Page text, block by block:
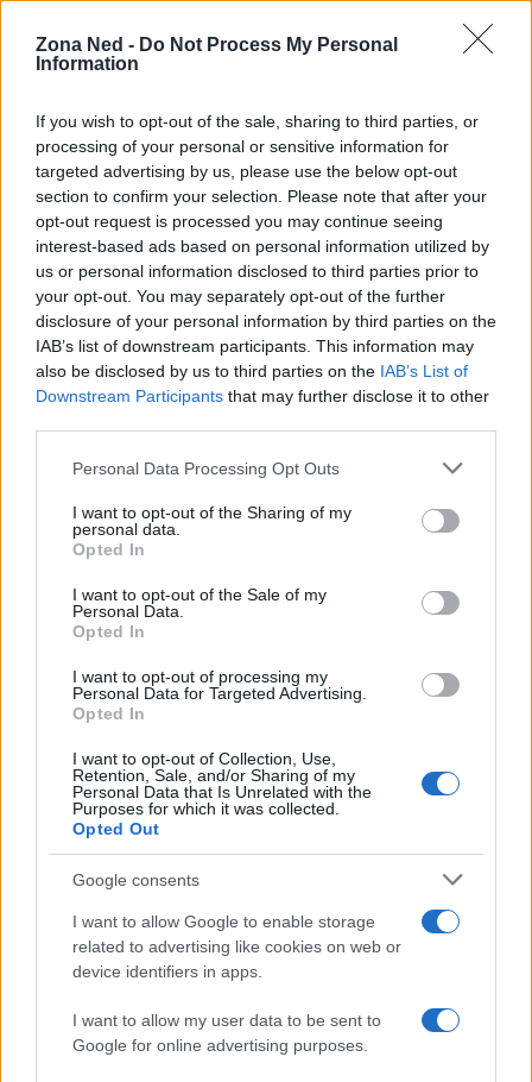
Zona Ned - Do Not Process My Personal
Information
If you wish to opt-out of the sale, sharing to third parties, or
processing of your personal or sensitive information for
targeted advertising by us, please use the below opt-out
section to confirm your selection. Please note that after your
opt-out request is processed you may continue seeing
interest-based ads based on personal information utilized by
us or personal information disclosed to third parties prior to
your opt-out. You may separately opt-out of the further
disclosure of your personal information by third parties on the
IAB’s list of downstream participants. This information may
also be disclosed by us to third parties on the IAB’s List of
Downstream Participants that may further disclose it to other
Please note that this website/app uses one or more Google
not limited to your visit or usage behaviour. You may click to
grant or deny consent to Google and its third-party tags to
use your data for below specified purposes in below Google
consent section.
Personal Data Processing Opt Outs
I want to opt-out of the Sharing of my
personal data.
Opted In
I want to opt-out of the Sale of my
Personal Data.
Opted In
I want to opt-out of processing my
Personal Data for Targeted Advertising.
Opted In
I want to opt-out of Collection, Use,
Retention, Sale, and/or Sharing of my
Personal Data that Is Unrelated with the
Purposes for which it was collected.
Opted Out
Google consents
I want to allow Google to enable storage
related to advertising like cookies on web or
device identifiers in apps.
I want to allow my user data to be sent to
Google for online advertising purposes.
NERD NEWS
Pieve Comics 2026: tutto ciò che devi sapere
sull’evento nerd di Perugia
Andrea Conforti · 6 Ago 2026